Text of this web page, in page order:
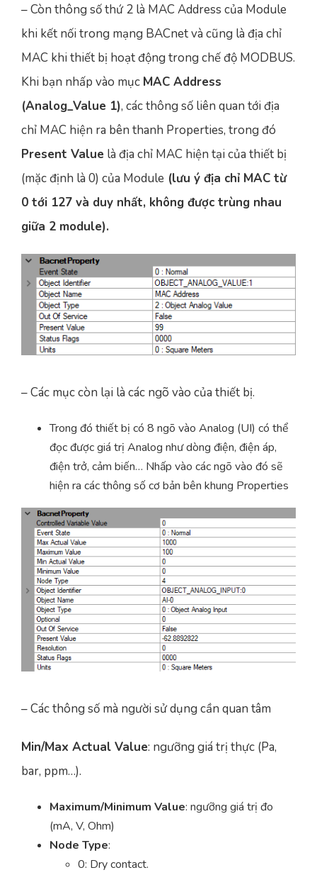
– Còn thông số thứ 2 là MAC Address của Module
khi kết nối trong mạng BACnet và cũng là địa chỉ
MAC khi thiết bị hoạt động trong chế độ MODBUS.
Khi bạn nhấp vào mục MAC Address
(Analog_Value 1), các thông số liên quan tới địa
chỉ MAC hiện ra bên thanh Properties, trong đó
Present Value là địa chỉ MAC hiện tại của thiết bị
(mặc định là 0) của Module (lưu ý địa chỉ MAC từ
0 tới 127 và duy nhất, không được trùng nhau
giữa 2 module).
– Các mục còn lại là các ngõ vào của thiết bị.
Trong đó thiết bị có 8 ngõ vào Analog (UI) có thể
đọc được giá trị Analog như dòng điện, điện áp,
điện trở, cảm biến… Nhấp vào các ngõ vào đó sẽ
hiện ra các thông số cơ bản bên khung Properties
– Các thông số mà người sử dụng cần quan tâm
Min/Max Actual Value: ngưỡng giá trị thực (Pa,
bar, ppm…).
Maximum/Minimum Value: ngưỡng giá trị đo
(mA, V, Ohm)
Node Type:
0: Dry contact.